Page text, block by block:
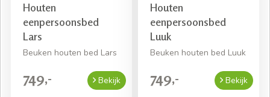
Houten
eenpersoonsbed
Lars
Beuken houten bed Lars
749,- Bekijk
Houten
eenpersoonsbed
Luuk
Beuken houten bed Luuk
749,- Bekijk